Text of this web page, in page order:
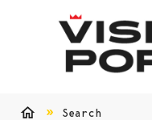
Search